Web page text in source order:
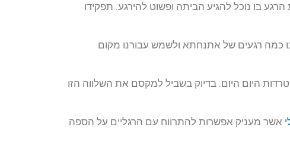
בו נוכל להגיע הביתה ופשוט להירגע. תפקידו
כמה רגעים של אתנחתא ולשמש עבורנו מקום
היום היום. בדיוק בשביל למקסם את השלווה הזו
אשר מעניק אפשרות להתרווח עם הרגליים על הספה